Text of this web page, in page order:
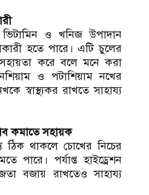
ও খনিজ উপাদান
হতে পারে। এটি চুলের
করে বলে মনে করা
ও পটাশিয়াম নখের
স্বাস্থ্যকর রাখতে সাহায্য
কমাতে সহায়ক
ঠিক থাকলে চোখের নিচের
পারে। পর্যাপ্ত হাইড্রেশন
বজায় রাখতেও সাহায্য